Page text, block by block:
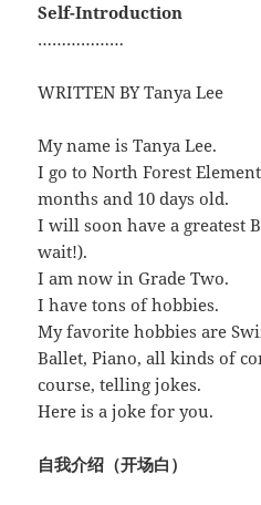
Self-Introduction
………………
WRITTEN BY Tanya Lee
My name is Tanya Lee.
I go to North Forest
months and 10 days old.
I will soon have a greatest
wait!).
I am now in Grade Two.
I have tons of hobbies.
My favorite hobbies are
Ballet, Piano, all kinds of
course, telling jokes.
Here is a joke for you.
自我介绍（开场白）